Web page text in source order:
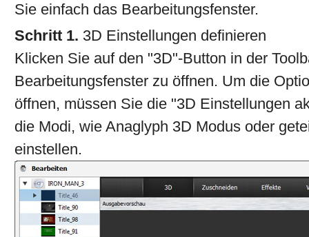
Sie einfach das Bearbeitungsfenster.
Schritt 1. 3D Einstellungen definieren
Klicken Sie auf den "3D"-Button in der
Bearbeitungsfenster zu öffnen. Um die
öffnen, müssen Sie die "3D Einstellungen
die Modi, wie Anaglyph 3D Modus oder
einstellen.